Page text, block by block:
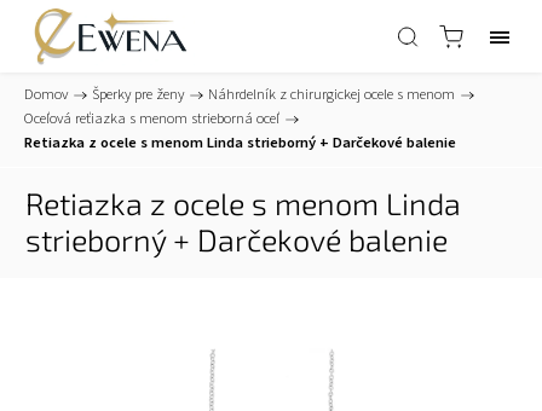
Domov / Šperky pre ženy / Náhrdelník z chirurgickej ocele s menom /
Oceľová reťiazka s menom strieborná oceľ /
Retiazka z ocele s menom Linda strieborný + Darčekové balenie
Retiazka z ocele s menom Linda
strieborný + Darčekové balenie